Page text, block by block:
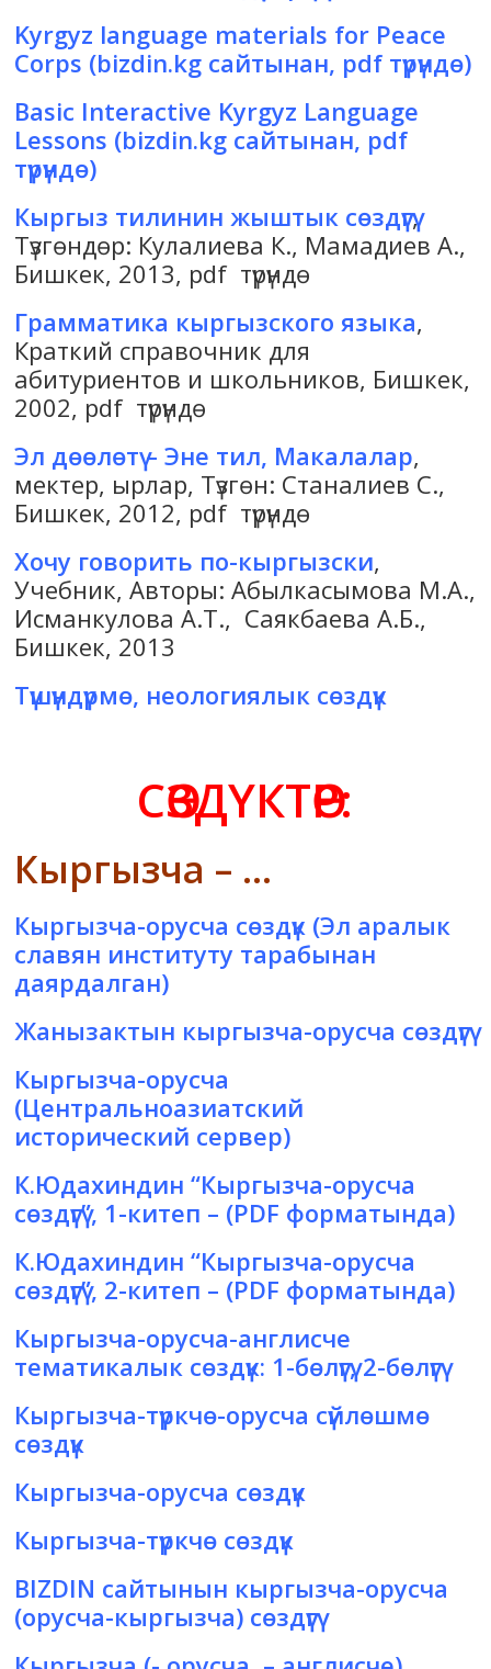
Kyrgyz language materials for Peace
Corps (bizdin.kg сайтынан, pdf түрүндө)
Basic Interactive Kyrgyz Language
Lessons (bizdin.kg сайтынан, pdf
түрүндө)
Кыргыз тилинин жыштык сөздүгү,
Түзгөндөр: Кулалиева К., Мамадиев А.,
Бишкек, 2013, pdf түрүндө
Грамматика кыргызского языка,
Краткий справочник для
абитуриентов и школьников, Бишкек,
2002, pdf түрүндө
Эл дөөлөтү – Эне тил, Макалалар,
мектер, ырлар, Түзгөн: Станалиев С.,
Бишкек, 2012, pdf түрүндө
Хочу говорить по-кыргызски,
Учебник, Авторы: Абылкасымова М.А.,
Исманкулова А.Т., Саякбаева А.Б.,
Бишкек, 2013
Түшүндүрмө, неологиялык сөздүк
СӨЗДҮКТӨР:
Кыргызча – …
Кыргызча-орусча сөздүк (Эл аралык
славян институту тарабынан
даярдалган)
Жанызактын кыргызча-орусча сөздүгү
Кыргызча-орусча
(Центральноазиатский
исторический сервер)
К.Юдахиндин “Кыргызча-орусча
сөздүгү”, 1-китеп – (PDF форматында)
К.Юдахиндин “Кыргызча-орусча
сөздүгү”, 2-китеп – (PDF форматында)
Кыргызча-орусча-англисче
тематикалык сөздүк: 1-бөлүгү,2-бөлүгү
Кыргызча-түркчө-орусча сүйлөшмө
сөздүк
Кыргызча-орусча сөздүк
Кыргызча-түркчө сөздүк
BIZDIN сайтынын кыргызча-орусча
(орусча-кыргызча) сөздүгү